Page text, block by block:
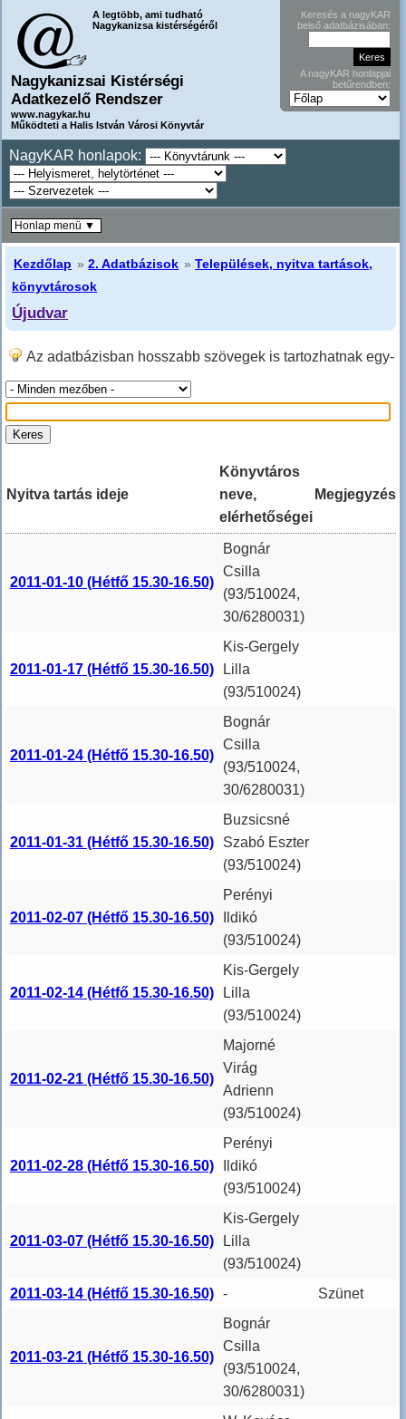
A legtöbb, ami tudható
Nagykanizsa kistérségéről
Nagykanizsai Kistérségi
Adatkezelő Rendszer
www.nagykar.hu
Működteti a Halis István Városi Könyvtár
Keresés a nagyKAR
belső adatbázisában:
A nagyKAR honlapjai
betűrendben:
NagyKAR honlapok:
Kezdőlap »2. Adatbázisok »Települések, nyitva tartások,
könyvtárosok
Újudvar
Az adatbázisban hosszabb szövegek is tartozhatnak egy-
Nyitva tartás ideje
Könyvtáros
neve,
elérhetőségei
Megjegyzés
2011-01-10 (Hétfő 15.30-16.50)
Bognár
Csilla
(93/510024,
30/6280031)
2011-01-17 (Hétfő 15.30-16.50)
Kis-Gergely
Lilla
(93/510024)
2011-01-24 (Hétfő 15.30-16.50)
Bognár
Csilla
(93/510024,
30/6280031)
2011-01-31 (Hétfő 15.30-16.50)
Buzsicsné
Szabó Eszter
(93/510024)
2011-02-07 (Hétfő 15.30-16.50)
Perényi
Ildikó
(93/510024)
2011-02-14 (Hétfő 15.30-16.50)
Kis-Gergely
Lilla
(93/510024)
2011-02-21 (Hétfő 15.30-16.50)
Majorné
Virág
Adrienn
(93/510024)
2011-02-28 (Hétfő 15.30-16.50)
Perényi
Ildikó
(93/510024)
2011-03-07 (Hétfő 15.30-16.50)
Kis-Gergely
Lilla
(93/510024)
2011-03-14 (Hétfő 15.30-16.50)
- Szünet
2011-03-21 (Hétfő 15.30-16.50)
Bognár
Csilla
(93/510024,
30/6280031)
Honlap menü ▼